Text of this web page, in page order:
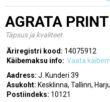
AGRATA
Täpsus ja kvaliteet.
Äriregistri kood: 14075912
Käibemaksu info: Vaata
Aadress: J. Kunderi 39
Asukoht: Kesklinna, Tallinn,
Postiindeks: 10121